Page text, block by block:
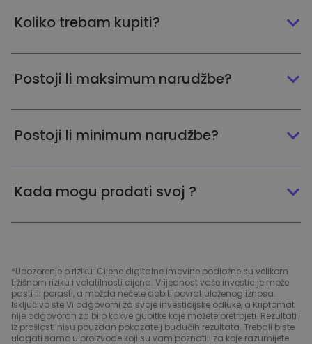
Koliko trebam kupiti?
Postoji li maksimum narudžbe?
Postoji li minimum narudžbe?
Kada mogu prodati svoj ?
*Upozorenje o riziku: Cijene digitalne imovine podložne su velikom
tržišnom riziku i volatilnosti cijena. Vrijednost vaše investicije može
pasti ili porasti, a možda nećete dobiti povrat uloženog iznosa.
Isključivo ste Vi odgovorni za svoje investicijske odluke, a Kriptomat
nije odgovoran za bilo kakve gubitke koje možete pretrpjeti. Rezultati
iz prošlosti nisu pouzdan pokazatelj budućih rezultata. Trebali biste
ulagati samo u proizvode koji su vam poznati i za koje razumijete